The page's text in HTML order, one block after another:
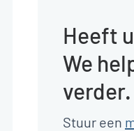
Heeft
We
verder.
Stuur een